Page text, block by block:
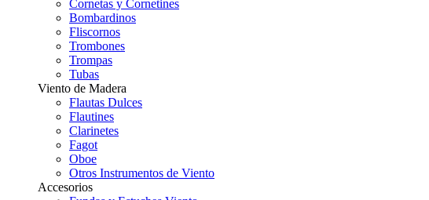
Cornetas y Cornetines
Bombardinos
Fliscornos
Trombones
Trompas
Tubas
Viento de Madera
Flautas Dulces
Flautines
Clarinetes
Fagot
Oboe
Otros Instrumentos de Viento
Accesorios